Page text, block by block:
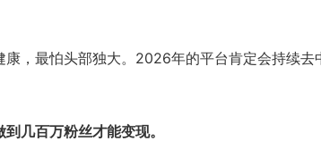
康，最怕头部独大。2026年的平台肯定会持续去
几百万粉丝才能变现。